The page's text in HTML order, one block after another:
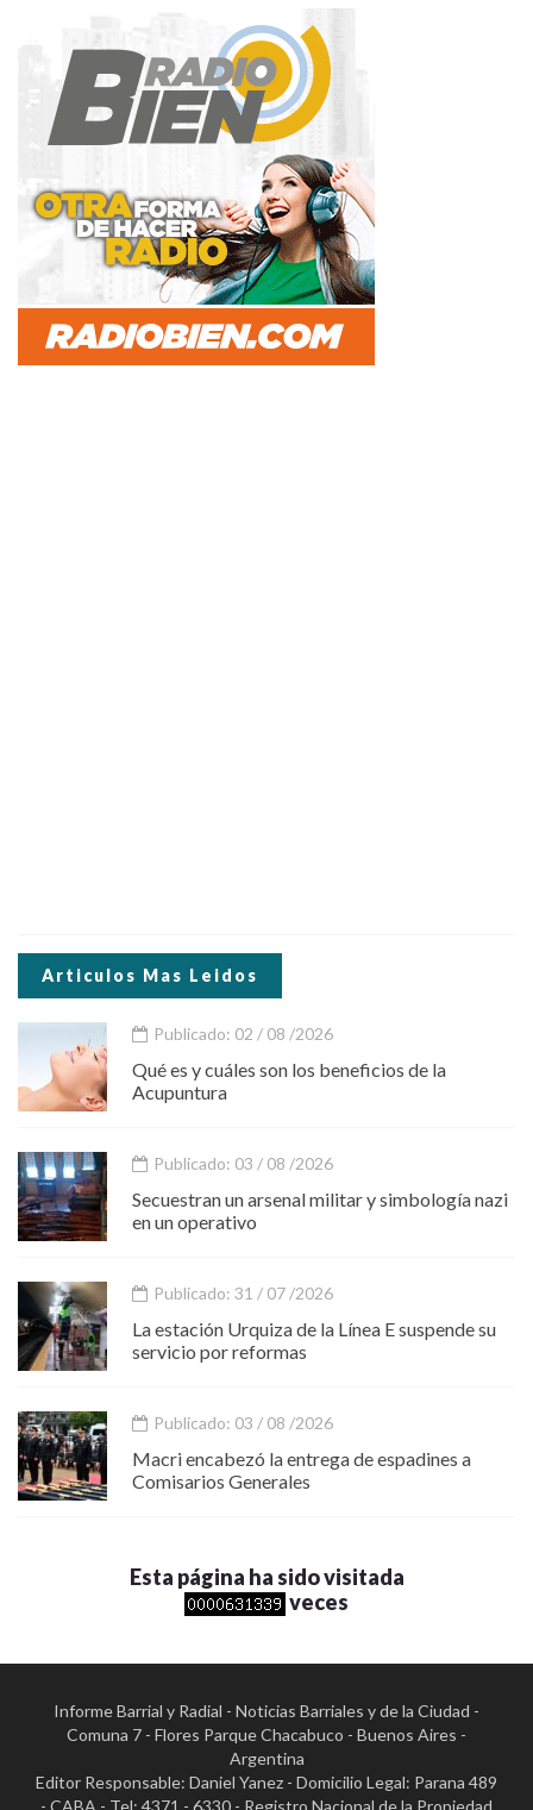
Articulos Mas Leidos
Publicado: 02 / 08 /2026
Qué es y cuáles son los beneficios de la
Acupuntura
Publicado: 03 / 08 /2026
Secuestran un arsenal militar y simbología nazi
en un operativo
Publicado: 31 / 07 /2026
La estación Urquiza de la Línea E suspende su
servicio por reformas
Publicado: 03 / 08 /2026
Macri encabezó la entrega de espadines a
Comisarios Generales
Esta página ha sido visitada
veces
Informe Barrial y Radial - Noticias Barriales y de la Ciudad -
Comuna 7 - Flores Parque Chacabuco - Buenos Aires -
Argentina
Editor Responsable: Daniel Yanez - Domicilio Legal: Parana 489
- CABA - Tel: 4371 - 6330 - Registro Nacional de la Propiedad